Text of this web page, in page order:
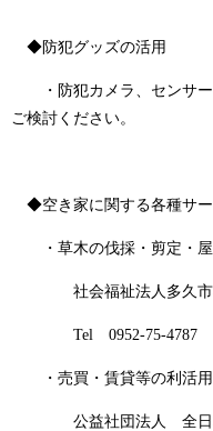
◆防犯グッズの活用
・防犯カメラ、センサー
ご検討ください。
◆空き家に関する各種サー
・草木の伐採・剪定・屋
社会福祉法人多久市社
Tel 0952-75-4787
・売買・賃貸等の利活用
公益社団法人 全日